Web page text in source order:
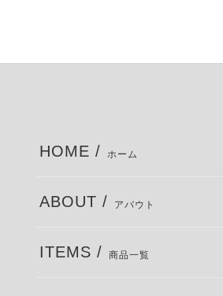
HOME / ホーム
ABOUT / アバウト
ITEMS / 商品一覧